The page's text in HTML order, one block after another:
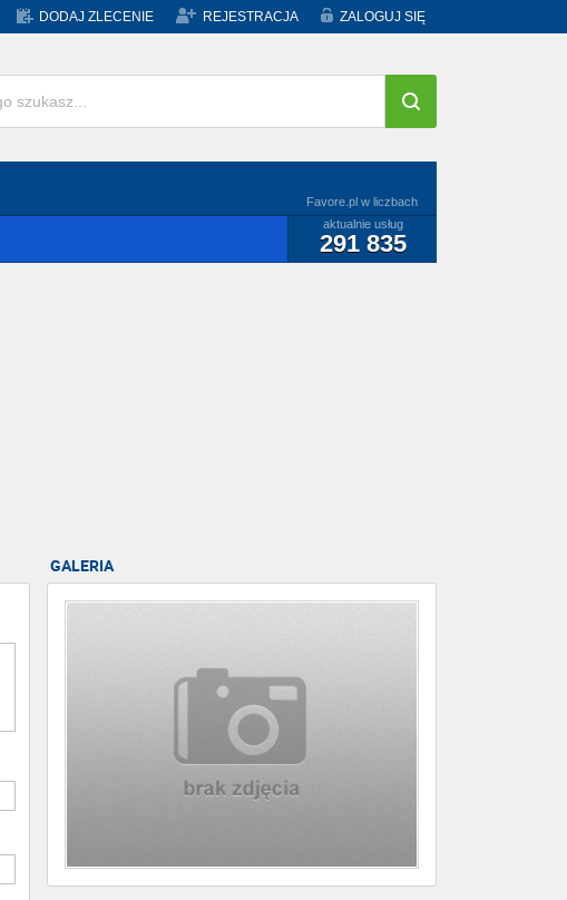
DODAJ ZLECENIE REJESTRACJA ZALOGUJ SIĘ
Favore.pl w liczbach
aktualnie usług
291 835
GALERIA